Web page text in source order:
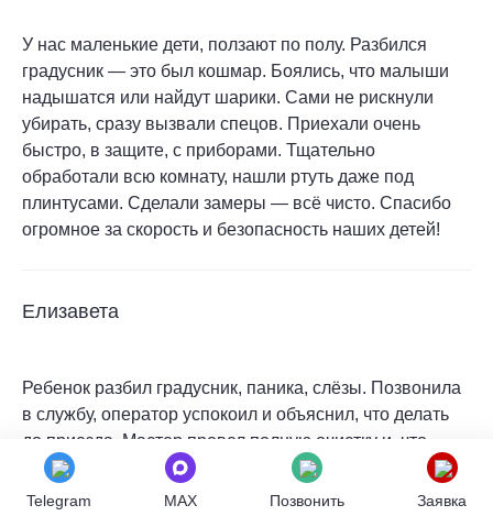
У нас маленькие дети, ползают по полу. Разбился
градусник — это был кошмар. Боялись, что малыши
надышатся или найдут шарики. Сами не рискнули
убирать, сразу вызвали спецов. Приехали очень
быстро, в защите, с приборами. Тщательно
обработали всю комнату, нашли ртуть даже под
плинтусами. Сделали замеры — всё чисто. Спасибо
огромное за скорость и безопасность наших детей!
Елизавета
Ребенок разбил градусник, паника, слёзы. Позвонила
в службу, оператор успокоил и объяснил, что делать
до приезда. Мастер провел полную очистку и, что
самое важное, замер уровня паров ртути. Спасибо за
ваше спокойствие и профессионализм в такой
Telegram MAX Позвонить Заявка